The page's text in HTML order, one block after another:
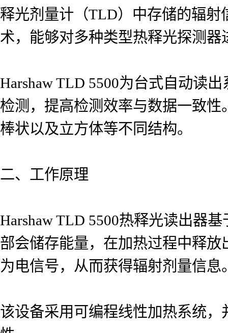
释光剂量计（TLD）中存储的辐射
术，能够对多种类型热释光探测
Harshaw TLD 5500为台式自动读
检测，提高检测效率与数据一致
棒状以及立方体等不同结构。
二、工作原理
Harshaw TLD 5500热释光读出器
部会储存能量，在加热过程中释
为电信号，从而获得辐射剂量信息
该设备采用可编程线性加热系统